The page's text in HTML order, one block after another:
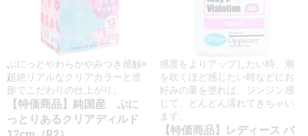
ぷにっとやわらかやみつき感触×
超絶リアルなクリアカラーと造
形でこだわりの仕上がり。
【特価商品】純国産 ぷに
っとりあるクリアディルド
感度をよりアップしたい時、潮
を吹くほど感じたい時などにお
好みの量を塗れば、ジンジン感
じて、どんどん濡れてきちゃい
ます。
【特価商品】レディース バ